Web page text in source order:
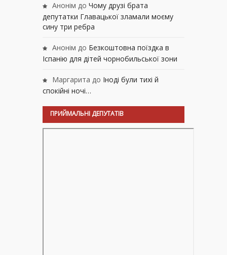
Анонім до Чому друзі брата
депутатки Главацької зламали моєму
сину три ребра
Анонім до Безкоштовна поїздка в
Іспанію для дітей чорнобильської зони
Маргарита до Іноді були тихі й
спокійні ночі…
ПРИЙМАЛЬНІ ДЕПУТАТІВ